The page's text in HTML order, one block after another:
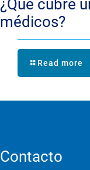
¿Qué cubre
médicos?
Read more
Contacto